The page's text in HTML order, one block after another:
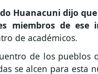
Huanacuni dijo
miembros de ese
de académicos.
de los pueblos
se alcen para